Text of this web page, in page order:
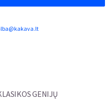
GENIJŲ